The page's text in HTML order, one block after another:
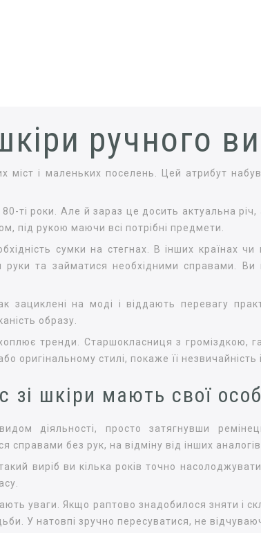
ручного
і маленьких поселень. Цей атрибут набув
ті роки. Але й зараз це досить актуальна
під рукою маючи всі потрібні предмети.
сумки на стегнах. В інших країнах
руки та займатися необхідними справами.
на моді і віддають перевагу
образу.
тренди. Старшокласниця з громіздкою,
оригінальному стилі, покаже її незвичайність
зі шкіри мають свої
діяльності, просто затягнувши
без рук, на відміну від інших аналогів.
виріб ви кілька років точно
уваги. Якщо раптово знадобилося зняти і
У натовпі зручно пересуватися, не